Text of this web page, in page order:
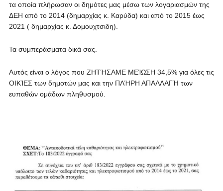
τα οποία πλήρωσαν οι δημότες μας μέσω των λογαριασμών της
ΔΕΗ από το 2014 (δημαρχίας κ. Καρύδα) και από το 2015 έως
2021 ( δημαρχίας κ. Δομουχτσιδη).
Τα συμπεράσματα δικά σας.
Αυτός είναι ο λόγος που ΖΗΤΉΣΑΜΕ ΜΕΊΩΣΗ 34,5% για όλες τις
ΟΙΚΊΕΣ των δημοτών μας και την ΠΛΉΡΗ ΑΠΑΛΛΑΓΉ των
ευπαθών ομάδων πληθυσμού.